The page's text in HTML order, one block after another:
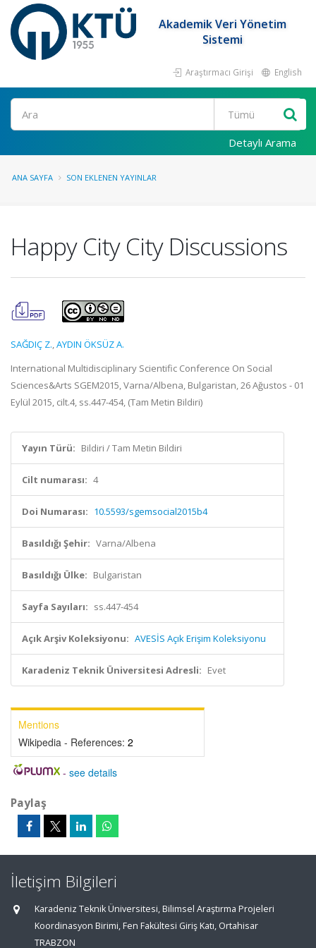
Akademik Veri Yönetim
Sistemi
Araştırmacı Girişi English
Ara
Detaylı Arama
ANA SAYFA SON EKLENEN YAYINLAR
Happy City City Discussions
SAĞDIÇ Z.,AYDIN ÖKSÜZ A.
International Multidisciplinary Scientific Conference On Social
Sciences&Arts SGEM2015, Varna/Albena, Bulgaristan, 26 Ağustos - 01
Eylül 2015, cilt.4, ss.447-454, (Tam Metin Bildiri)
Yayın Türü: Bildiri / Tam Metin Bildiri
Cilt numarası: 4
Doi Numarası: 10.5593/sgemsocial2015b4
Basıldığı Şehir: Varna/Albena
Basıldığı Ülke: Bulgaristan
Sayfa Sayıları: ss.447-454
Açık Arşiv Koleksiyonu: AVESİS Açık Erişim Koleksiyonu
Karadeniz Teknik Üniversitesi Adresli: Evet
Mentions
Wikipedia - References: 2
- see details
Paylaş
İletişim Bilgileri
Karadeniz Teknik Üniversitesi, Bilimsel Araştırma Projeleri
Koordinasyon Birimi, Fen Fakültesi Giriş Katı, Ortahisar
TRABZON